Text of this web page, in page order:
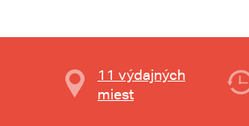
11 výdajných
miest